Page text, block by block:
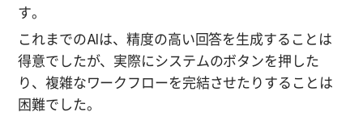
す。
これまでのAIは、精度の高い回答を生成することは
得意でしたが、実際にシステムのボタンを押した
り、複雑なワークフローを完結させたりすることは
困難でした。